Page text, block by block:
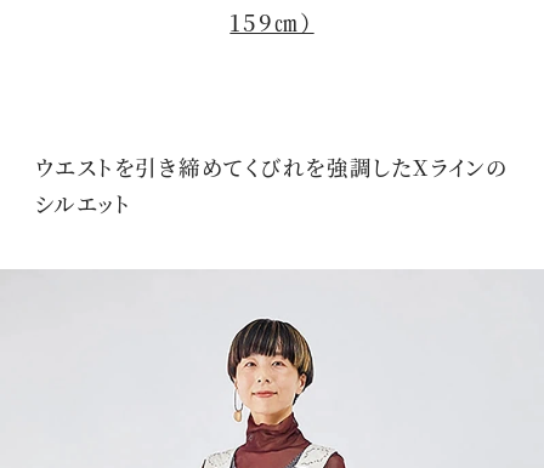
159㎝）
ウエストを引き締めてくびれを強調したXラインの
シルエット